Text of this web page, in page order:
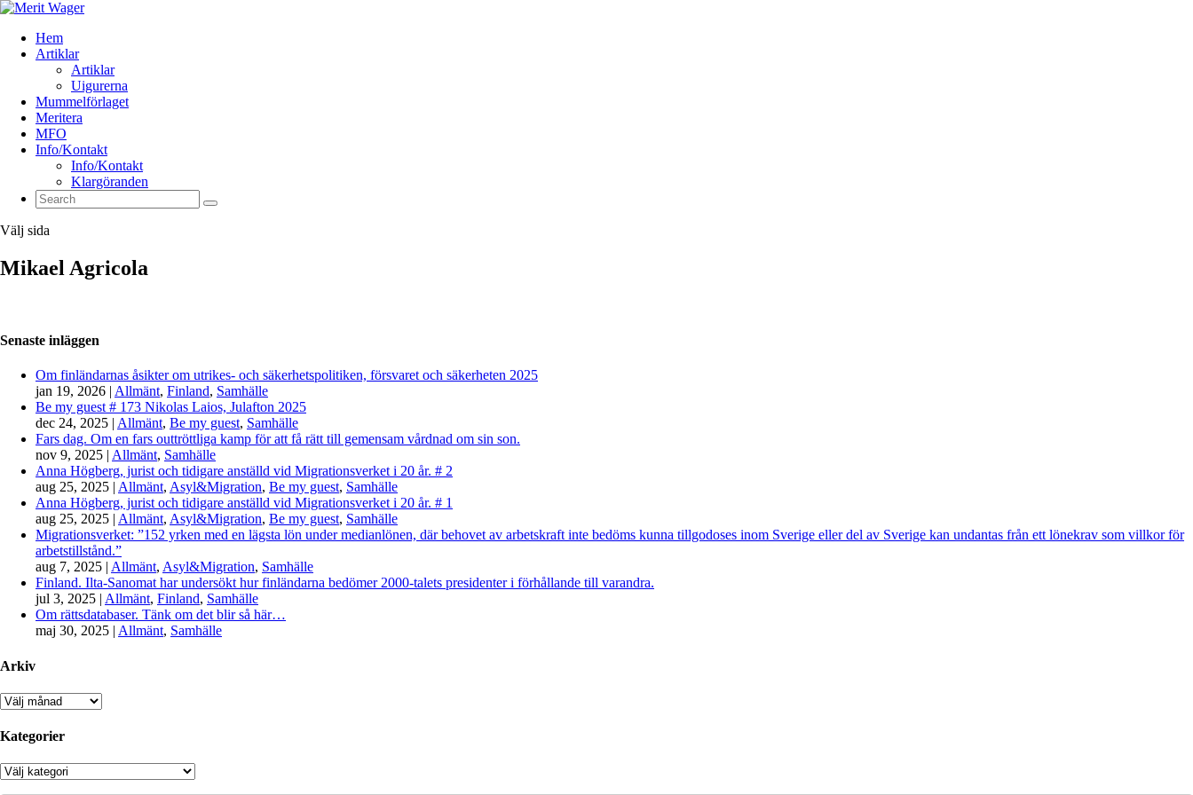
Hem
Artiklar
Artiklar
Uigurerna
Mummelförlaget
Meritera
MFO
Info/Kontakt
Info/Kontakt
Klargöranden
Välj sida
Mikael Agricola
Senaste inläggen
Om finländarnas åsikter om utrikes- och säkerhetspolitiken, försvaret och säkerheten 2025
jan 19, 2026 | Allmänt, Finland, Samhälle
Be my guest # 173 Nikolas Laios, Julafton 2025
dec 24, 2025 | Allmänt, Be my guest, Samhälle
Fars dag. Om en fars outtröttliga kamp för att få rätt till gemensam vårdnad om sin son.
nov 9, 2025 | Allmänt, Samhälle
Anna Högberg, jurist och tidigare anställd vid Migrationsverket i 20 år. # 2
aug 25, 2025 | Allmänt, Asyl&Migration, Be my guest, Samhälle
Anna Högberg, jurist och tidigare anställd vid Migrationsverket i 20 år. # 1
aug 25, 2025 | Allmänt, Asyl&Migration, Be my guest, Samhälle
Migrationsverket: ”152 yrken med en lägsta lön under medianlönen, där behovet av arbetskraft inte bedöms kunna tillgodoses inom Sverige eller del av Sverige kan undantas från ett lönekrav som villkor för
arbetstillstånd.”
aug 7, 2025 | Allmänt, Asyl&Migration, Samhälle
Finland. Ilta-Sanomat har undersökt hur finländarna bedömer 2000-talets presidenter i förhållande till varandra.
jul 3, 2025 | Allmänt, Finland, Samhälle
Om rättsdatabaser. Tänk om det blir så här…
maj 30, 2025 | Allmänt, Samhälle
Arkiv
Arkiv
Kategorier
Kategorier